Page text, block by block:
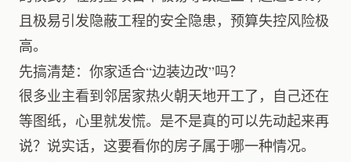
且极易引发隐蔽工程的安全隐患，预算失控风险极
高。
先搞清楚：你家适合“边装边改”吗？
很多业主看到邻居家热火朝天地开工了，自己还在
等图纸，心里就发慌。是不是真的可以先动起来再
说？说实话，这要看你的房子属于哪一种情况。